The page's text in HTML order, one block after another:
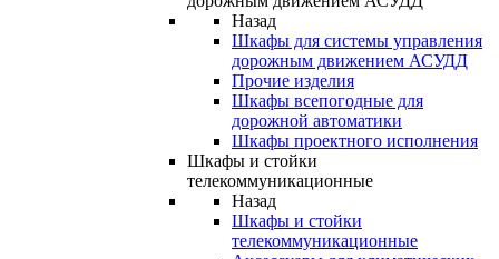
Назад
Шкафы для системы управления
дорожным движением АСУДД
Прочие изделия
Шкафы всепогодные для
дорожной автоматики
Шкафы проектного исполнения
Шкафы и стойки
телекоммуникационные
Назад
Шкафы и стойки
телекоммуникационные